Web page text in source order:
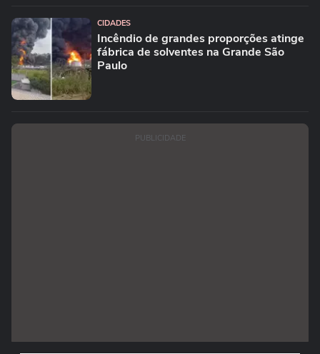
CIDADES
Incêndio de grandes proporções atinge
fábrica de solventes na Grande São
Paulo
PUBLICIDADE